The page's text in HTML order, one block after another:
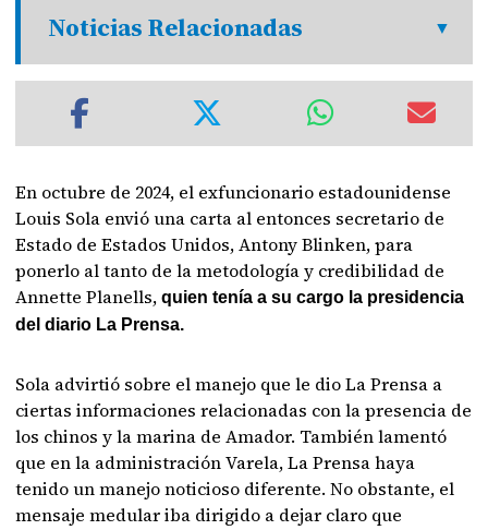
Noticias Relacionadas
En octubre de 2024, el exfuncionario estadounidense
Louis Sola envió una carta al entonces secretario de
Estado de Estados Unidos, Antony Blinken, para
ponerlo al tanto de la metodología y credibilidad de
Annette Planells,quien tenía a su cargo la presidencia
del diario La Prensa.
Sola advirtió sobre el manejo que le dio La Prensa a
ciertas informaciones relacionadas con la presencia de
los chinos y la marina de Amador. También lamentó
que en la administración Varela, La Prensa haya
tenido un manejo noticioso diferente. No obstante, el
mensaje medular iba dirigido a dejar claro que